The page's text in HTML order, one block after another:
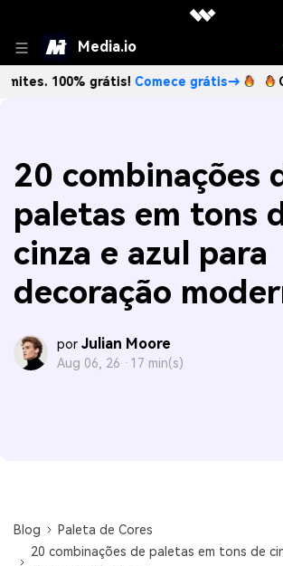
Media.io
grátis!Comece grátis→ Crie
20 combinações
paletas em tons
cinza e azul para
decoração
por Julian Moore
Aug 06, 26 · 17 min(s)
Blog
Paleta de Cores
20 combinações de paletas em tons de